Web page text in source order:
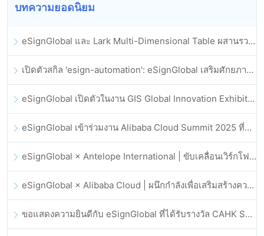
บทความยอดนิยม
eSignGlobal และ Lark Multi-Dimensional Table ผสานรวมกันอย่างเป็นทางการ: การลงนามและการเก็บถาวรสัญญาอิเล็กทรอนิกส์แบบอัตโนมัติเต็มรูปแบบ
เปิดตัวสกิล 'esign-automation': eSignGlobal เสริมศักยภาพให้ OpenClaw ด้วยลายเซ็นอิเล็กทรอนิกส์อัตโนมัติ
eSignGlobal เปิดตัวในงาน GIS Global Innovation Exhibition 2025
eSignGlobal เข้าร่วมงาน Alibaba Cloud Summit 2025 ที่ฮ่องกง เพื่อขับเคลื่อนนวัตกรรมคลาวด์ที่ขับเคลื่อนด้วย AI และความเชื่อมั่นทางดิจิทัล
eSignGlobal × Antelope International | ขับเคลื่อนเวิร์กโฟลดิจิทัลที่ปลอดภัยและขับเคลื่อนด้วย AI
eSignGlobal × Alibaba Cloud | ผนึกกำลังเพื่อเสริมสร้างความเชื่อมั่นดิจิทัลระดับโลกสำหรับฟินเทค
ขอแสดงความยินดีกับ eSignGlobal ที่ได้รับรางวัล CAHK STAR Award 2025